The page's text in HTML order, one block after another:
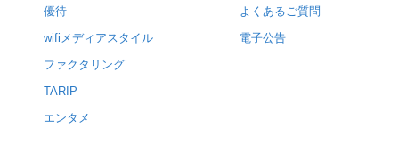
優待
wifiメディアスタイル
ファクタリング
TARIP
エンタメ
よくあるご質問
電子公告